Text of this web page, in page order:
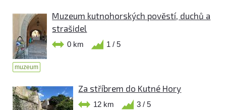
Muzeum kutnohorských pověstí, duchů a
strašidel
0 km 1 / 5
muzeum
Za stříbrem do Kutné Hory
12 km 3 / 5